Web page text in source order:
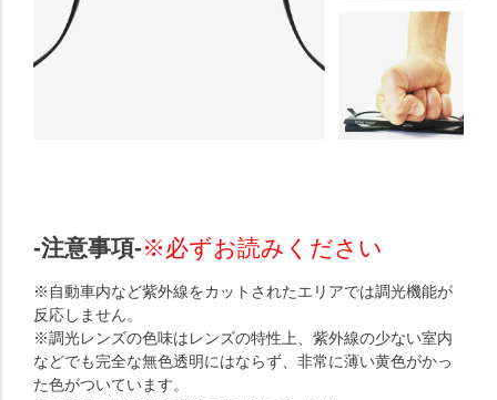
-注意事項-※必ずお読みください
※自動車内など紫外線をカットされたエリアでは調光機能が
反応しません。
※調光レンズの色味はレンズの特性上、紫外線の少ない室内
などでも完全な無色透明にはならず、非常に薄い黄色がかっ
た色がついています。